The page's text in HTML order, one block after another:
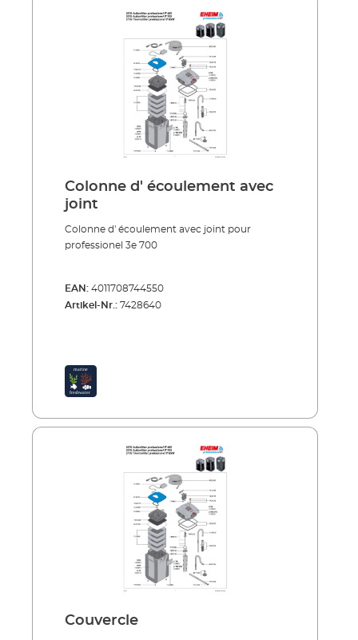
Colonne d' écoulement avec
joint
Colonne d' écoulement avec joint pour
professionel 3e 700
EAN: 4011708744550
Artikel-Nr.: 7428640
Couvercle